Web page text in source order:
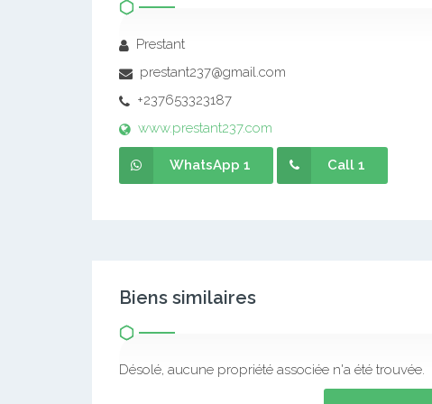
– Téléphone : (+237) 653323187 / 697640426
– Email : prestant237@gmail.com
prestant237@gmail.com
Call 1